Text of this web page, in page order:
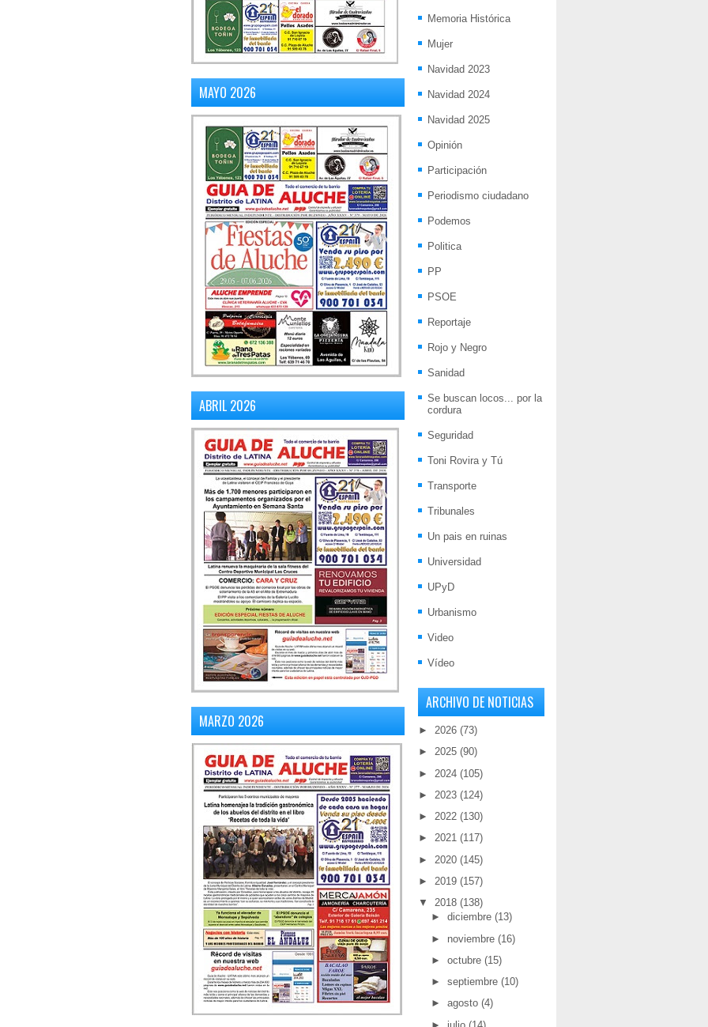
MAYO 2026
ABRIL 2026
MARZO 2026
Memoria Histórica
Mujer
Navidad 2023
Navidad 2024
Navidad 2025
Opinión
Participación
Periodismo ciudadano
Podemos
Politica
PP
PSOE
Reportaje
Rojo y Negro
Sanidad
Se buscan locos... por la
cordura
Seguridad
Toni Rovira y Tú
Transporte
Tribunales
Un pais en ruinas
Universidad
UPyD
Urbanismo
Video
Vídeo
ARCHIVO DE NOTICIAS
► 2026 (73)
► 2025 (90)
► 2024 (105)
► 2023 (124)
► 2022 (130)
► 2021 (117)
► 2020 (145)
► 2019 (157)
▼
2018 (138)
► diciembre (13)
► noviembre (16)
► octubre (15)
► septiembre (10)
► agosto (4)
► julio (14)